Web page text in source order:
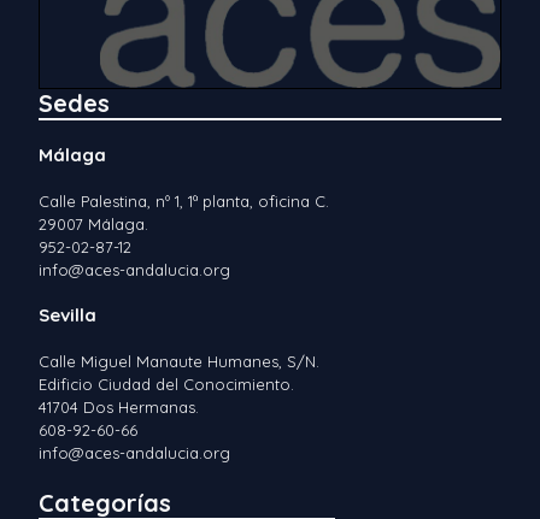
Sedes
Málaga
Calle Palestina, nº 1, 1ª planta, oficina C.
29007 Málaga.
952-02-87-12
info@aces-andalucia.org
Sevilla
Calle Miguel Manaute Humanes, S/N.
Edificio Ciudad del Conocimiento.
41704 Dos Hermanas.
608-92-60-66
info@aces-andalucia.org
Categorías